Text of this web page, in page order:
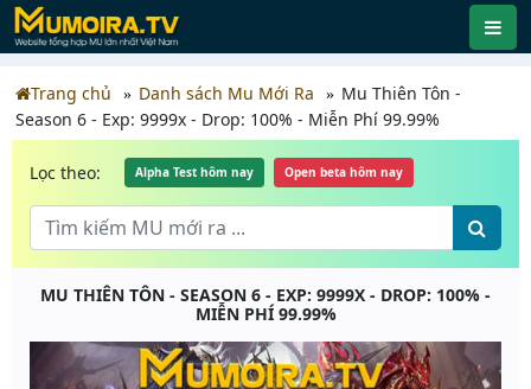
Trang chủ Danh sách Mu Mới Ra
Mu Thiên Tôn -
Season 6 - Exp: 9999x - Drop: 100% - Miễn Phí 99.99%
Lọc theo: Alpha Test hôm nay Open beta hôm nay
MU THIÊN TÔN - SEASON 6 - EXP: 9999X - DROP: 100% -
MIỄN PHÍ 99.99%